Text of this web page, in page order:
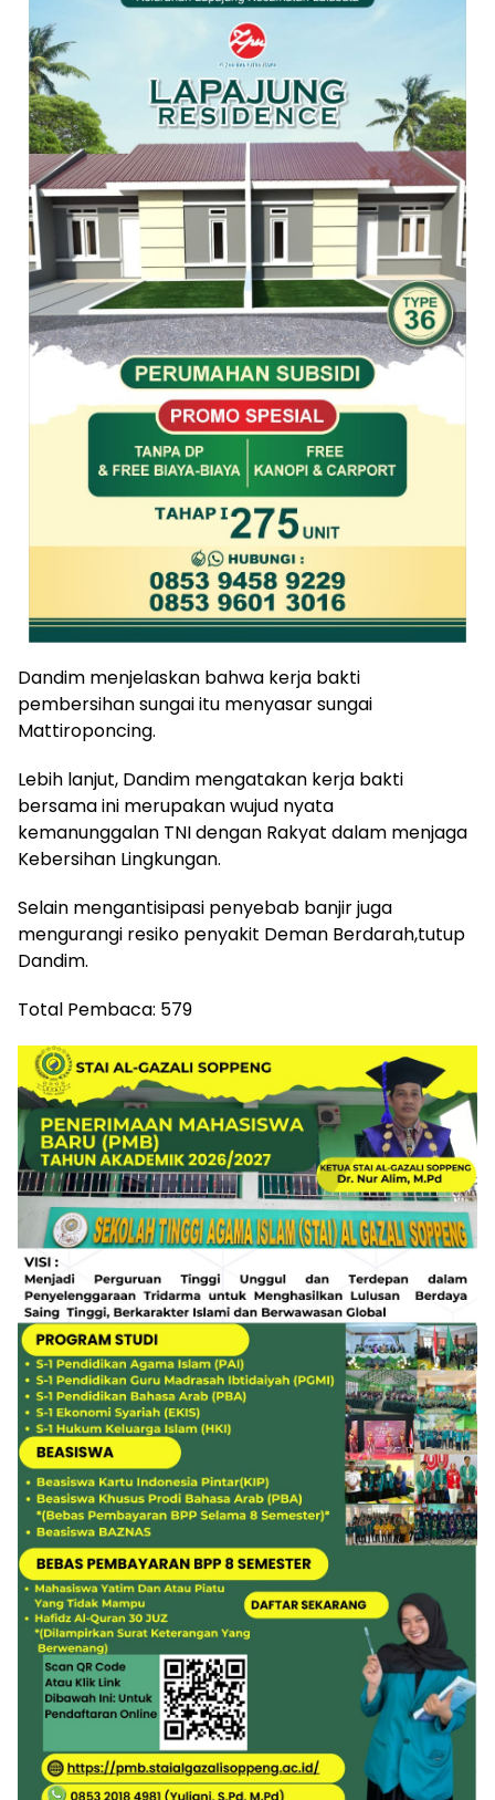
Dandim menjelaskan bahwa kerja bakti
pembersihan sungai itu menyasar sungai
Mattiroponcing.
Lebih lanjut, Dandim mengatakan kerja bakti
bersama ini merupakan wujud nyata
kemanunggalan TNI dengan Rakyat dalam menjaga
Kebersihan Lingkungan.
Selain mengantisipasi penyebab banjir juga
mengurangi resiko penyakit Deman Berdarah,tutup
Dandim.
Total Pembaca: 579